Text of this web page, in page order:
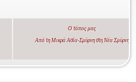
Ο τόπος μας
Από τη Μικρά Ασία-Σμύρνη στη Νέα Σμύρνη